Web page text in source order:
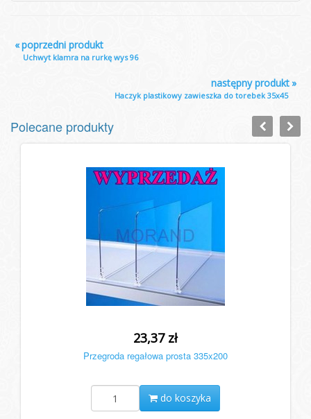
«poprzedni produkt
Uchwyt klamra na rurkę wys 96
»
następny produkt
Haczyk plastikowy zawieszka do torebek 35x45
Polecane produkty
23,37 zł
Przegroda regałowa prosta 335x200
do koszyka